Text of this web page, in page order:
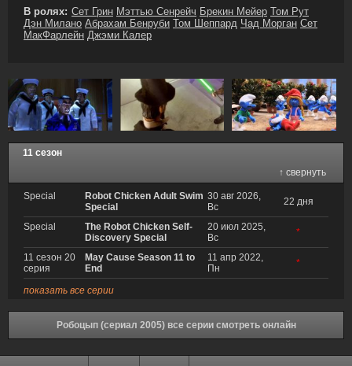
В ролях: Сет Грин Мэттью Сенрейч Брекин Мейер Том Рут
Дэн Милано Абрахам Бенруби Том Шеппард Чад Морган Сет
МакФарлейн Джэми Калер
11 сезон
↑ свернуть
Special
Robot Chicken Adult Swim
Special
30 авг 2026,
Вс
22 дня
Special
The Robot Chicken Self-
Discovery Special
20 июл 2025,
Вс
*
11 сезон 20
серия
May Cause Season 11 to
End
11 апр 2022,
Пн
*
показать все серии
Робоцып (сериал 2005) все серии смотреть онлайн